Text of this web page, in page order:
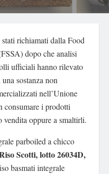
richiamati dalla Food
dopo che analisi
ufficiali hanno rilevato
sostanza non
nell’Unione
consumare i prodotti
vendita oppure a smaltirli.
parboiled a chicco
Scotti, lotto 26034D,
basmati integrale